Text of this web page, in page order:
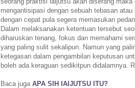
mengantisipasi dengan sebuah tebasan atau
dengan cepat pula segera memasukan
Dalam melaksanakan ketentuan tersebut
diharuskan tenang, fokus dan memahami
yang paling sulit sekalipun. Namun yang
ketegasan dalam pengambilan keputusan
boleh ada keraguan sedikitpun didalamnya.
Baca juga APA SIH IAIJUTSU ITU?